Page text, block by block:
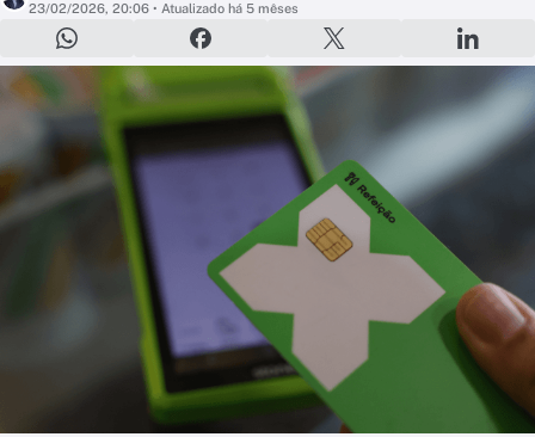
23/02/2026, 20:06 • Atualizado há 5 mêses